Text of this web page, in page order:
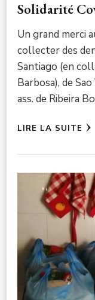
Solidarité
Un grand merci
collecter des
Santiago (en
Barbosa), de
ass. de Ribeira
LIRE LA SUITE